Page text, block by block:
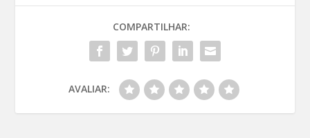
COMPARTILHAR:
AVALIAR: